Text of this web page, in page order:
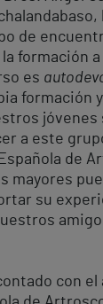
de
formación
es
formación
jóvenes
a este
de
mayores
su
con